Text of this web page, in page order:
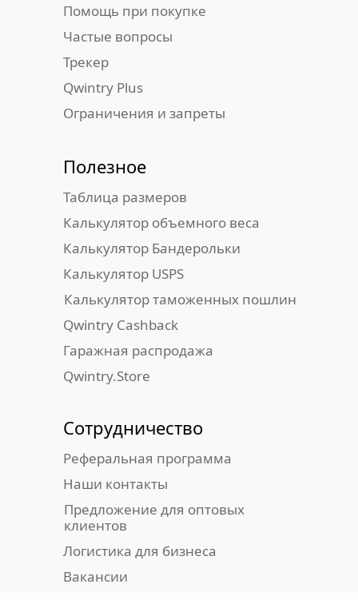
Qwintry Plus
Помощь при покупке
Ограничения и запреты
Частые вопросы
Трекер
Калькулятор USPS
Qwintry.Store
Калькулятор таможенных пошлин
Qwintry Cashback
Калькулятор Бандерольки
Таблица размеров
Гаражная распродажа
Полезное
Калькулятор объемного веса
Реферальная программа
Логистика для бизнеса
Вакансии
Наши контакты
Сотрудничество
Предложение для оптовых
клиентов